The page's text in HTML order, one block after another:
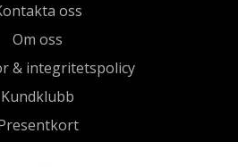
oss
Om oss
& integritetspolicy
Kundklubb